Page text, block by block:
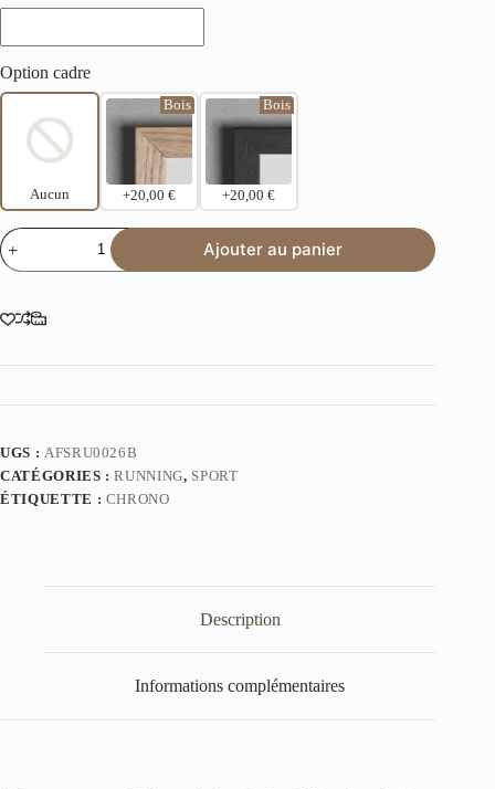
Option cadre
Aucun
Bois
+20,00 €
Bois
+20,00 €
Ajouter au panier
UGS : AFSRU0026B
CATÉGORIES :RUNNING, SPORT
ÉTIQUETTE : CHRONO
Description
Informations complémentaires